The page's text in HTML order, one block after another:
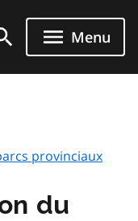
Menu
provinciaux
du